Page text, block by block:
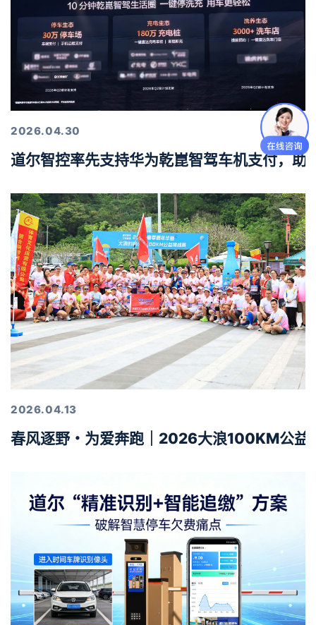
2026.04.30
道尔智控率先支持华为乾崑智驾车机支付，助
2026.04.13
春风逐野・为爱奔跑｜2026大浪100KM公益